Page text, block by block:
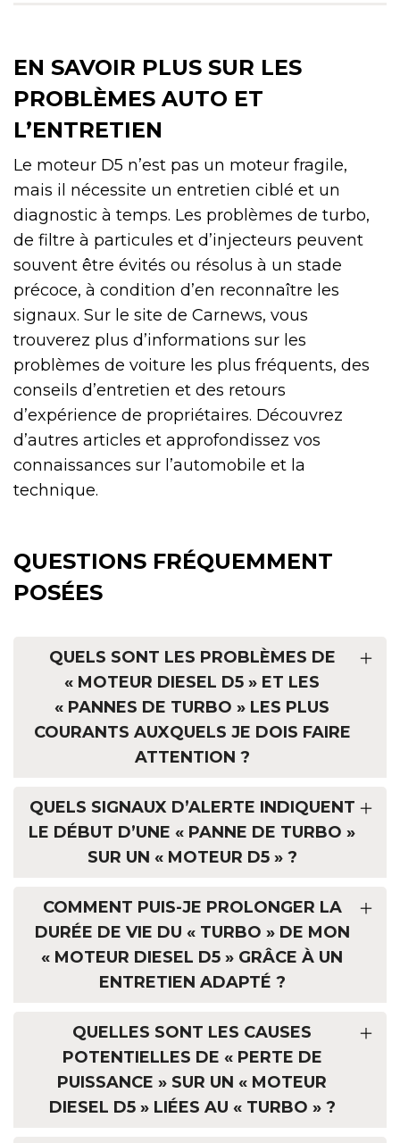
EN SAVOIR PLUS SUR LES
PROBLÈMES AUTO ET
L’ENTRETIEN
Le moteur D5 n’est pas un moteur fragile,
mais il nécessite un entretien ciblé et un
diagnostic à temps. Les problèmes de turbo,
de filtre à particules et d’injecteurs peuvent
souvent être évités ou résolus à un stade
précoce, à condition d’en reconnaître les
signaux. Sur le site de Carnews, vous
trouverez plus d’informations sur les
problèmes de voiture les plus fréquents, des
conseils d’entretien et des retours
d’expérience de propriétaires. Découvrez
d’autres articles et approfondissez vos
connaissances sur l’automobile et la
technique.
QUESTIONS FRÉQUEMMENT
POSÉES
QUELS SONT LES PROBLÈMES DE
« MOTEUR DIESEL D5 » ET LES
« PANNES DE TURBO » LES PLUS
COURANTS AUXQUELS JE DOIS FAIRE
ATTENTION ?
QUELS SIGNAUX D’ALERTE INDIQUENT
LE DÉBUT D’UNE « PAN­NE DE TURBO »
SUR UN « MOTEUR D5 » ?
COMMENT PUIS-JE PROLONGER LA
DURÉE DE VIE DU « TURBO » DE MON
« MOTEUR DIESEL D5 » GRÂCE À UN
ENTRETIEN ADAPTÉ ?
QUELLES SONT LES CAUSES
POTENTIELLES DE « PERTE DE
PUISSANCE » SUR UN « MOTEUR
DIESEL D5 » LIÉES AU « TURBO » ?